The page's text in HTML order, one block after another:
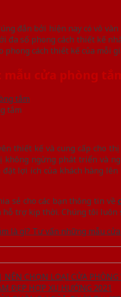
đắn bởi hiện nay có vô
đa số phong cách thiết kế
phong cách thiết kế của mỗi
mẫu cửa phòng
tắm
thiết kế và cung cấp cho
ngừng phát triển và
lợi ích của khách hàng lên
sẻ cho các bạn thông tin về
trợ kịp thời. Chúng tôi luôn
là gì? Tư vấn những mẫu
NÊN CHỌN LOẠI CỬA
ĐẸP HỢP XU HƯỚNG 2021